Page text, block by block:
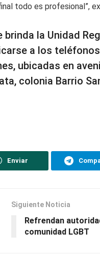
todo es profesional”,
la Unidad
a los
ubicadas en
colonia Barrio
Enviar
Siguiente Noticia
Refrendan
comunidad LGBT